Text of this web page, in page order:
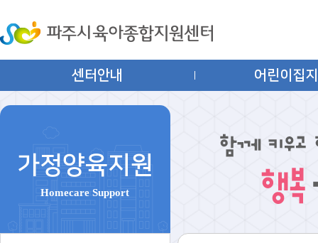
센터안내 어린이집
가정양육지원
Homecare Support